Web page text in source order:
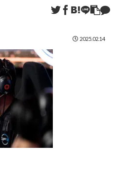
2025.02.14